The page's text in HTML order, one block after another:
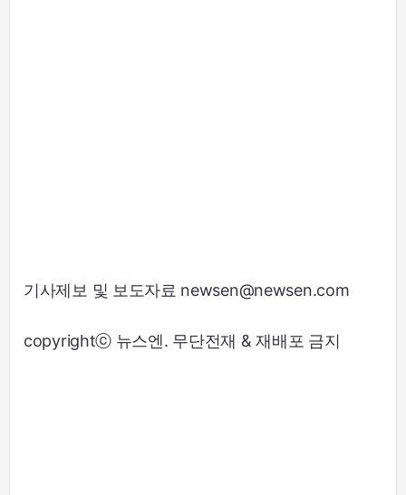
기사제보 및 보도자료 newsen@newsen.com
copyrightⓒ 뉴스엔. 무단전재 & 재배포 금지